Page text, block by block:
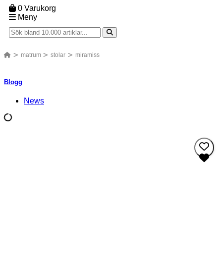
0 Varukorg
Meny
matrum stolar miramiss
Blogg
News